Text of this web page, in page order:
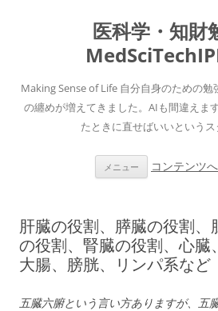
医科学・知財
Making Sense of Life 自分自身のための勉
の纏めが増えてきました。AIも間違えま
たときに直せばいいというス
メニュー コンテンツ
肝臓の役割、膵臓の役割、
の役割、腎臓の役割、心臓
大腸、膀胱、リンパ系など
五臓六腑という言い方ありますが、五臓